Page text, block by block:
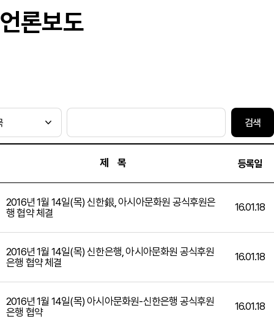
언론보도
제 목 등록일
2016년 1월 14일(목) 신한銀, 아시아문화원 공식후원은
행 협약 체결
16.01.18
2016년 1월 14일(목) 신한은행, 아시아문화원 공식후원
은행 협약 체결
16.01.18
2016년 1월 14일(목) 아시아문화원-신한은행 공식후원
은행 협약
16.01.18
검색